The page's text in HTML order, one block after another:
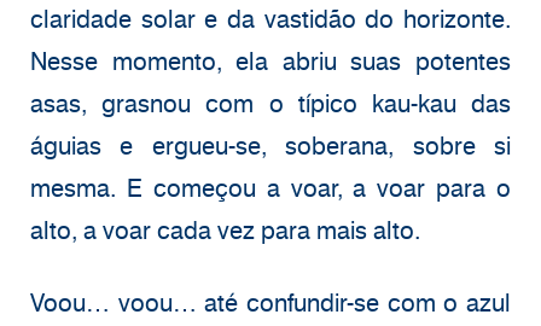
claridade solar e da vastidão do horizonte.
Nesse momento, ela abriu suas potentes
asas, grasnou com o típico kau-kau das
águias e ergueu-se, soberana, sobre si
mesma. E começou a voar, a voar para o
alto, a voar cada vez para mais alto.
Voou… voou… até confundir-se com o azul